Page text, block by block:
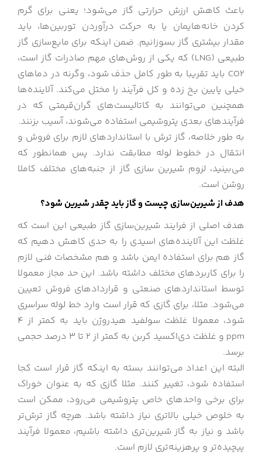
باعث کاهش ارزش حرارتی گاز می‌شود؛ یعنی برای گرم
کردن خانه‌هایمان یا به حرکت درآوردن توربین‌ها، باید
مقدار بیشتری گاز بسوزانیم. ضمن اینکه برای مایع‌سازی گاز
طبیعی (LNG) که یکی از روش‌های مهم صادرات گاز است،
CO2 باید تقریبا به طور کامل حذف شود، وگرنه در دماهای
خیلی پایین یخ زده و کل فرآیند را مختل می‌کند. آلاینده‌ها
همچنین می‌توانند به کاتالیست‌های گران‌قیمتی که در
فرآیندهای بعدی پتروشیمی استفاده می‌شوند، آسیب بزنند.
به طور خلاصه، گاز ترش با استانداردهای لازم برای فروش و
انتقال در خطوط لوله مطابقت ندارد. پس همانطور که
می‌بینید، لزوم شیرین سازی گاز از جنبه‌های مختلف کاملا
روشن است.
هدف از شیرین‌سازی چیست و گاز باید چقدر شیرین شود؟
هدف اصلی از فرایند شیرین‌سازی گاز طبیعی این است که
غلظت این آلاینده‌های اسیدی را به حدی کاهش دهیم که
گاز هم برای استفاده ایمن باشد و هم مشخصات فنی لازم
را برای کاربردهای مختلف داشته باشد. این حد مجاز معمولا
توسط استانداردهای صنعتی و قراردادهای فروش تعیین
می‌شود. مثلا، برای گازی که قرار است وارد خط لوله سراسری
شود، معمولا غلظت سولفید هیدروژن باید به کمتر از 4
ppm و غلظت دی‌اکسید کربن به کمتر از 2 تا 3 درصد حجمی
برسد.
البته این اعداد می‌توانند بسته به اینکه گاز قرار است کجا
استفاده شود، تغییر کنند. مثلا گازی که به عنوان خوراک
برای برخی واحدهای خاص پتروشیمی می‌رود، ممکن است
به خلوص خیلی بالاتری نیاز داشته باشد. هرچه گاز ترش‌تر
باشد و نیاز به گاز شیرین‌تری داشته باشیم، معمولا فرآیند
پیچیده‌تر و پرهزینه‌تری لازم است.